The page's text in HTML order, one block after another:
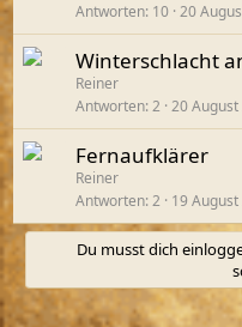
Antworten 10 20
Winterschlacht
Reiner
Antworten 2 20
Fernaufklärer
Reiner
Antworten 2 19
Du musst dich